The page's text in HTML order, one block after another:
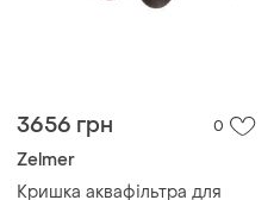
3656 грн 0
Zelmer
Кришка аквафільтра для